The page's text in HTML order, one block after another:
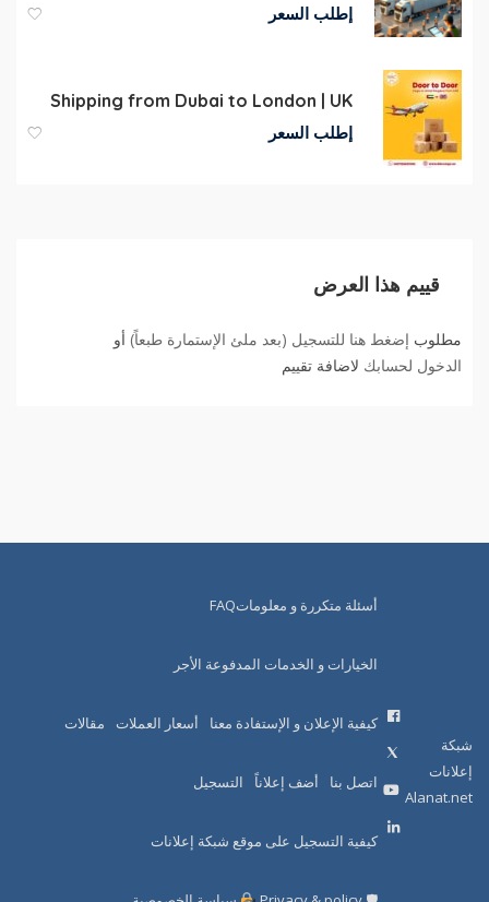
إطلب السعر
Shipping from Dubai to London | UK
إطلب السعر
قييم هذا العرض
مطلوب إضغط هنا للتسجيل (بعد ملئ الإستمارة طبعاً) أو
الدخول لحسابك لاضافة تقييم
شبكة
إعلانات
Alanat.net
أسئلة متكررة و معلوماتFAQ
الخيارات و الخدمات المدفوعة الأجر
كيفية الإعلان و الإستفادة معنا أسعار العملات مقالات
اتصل بنا أضف إعلاناً التسجيل
كيفية التسجيل على موقع شبكة إعلانات